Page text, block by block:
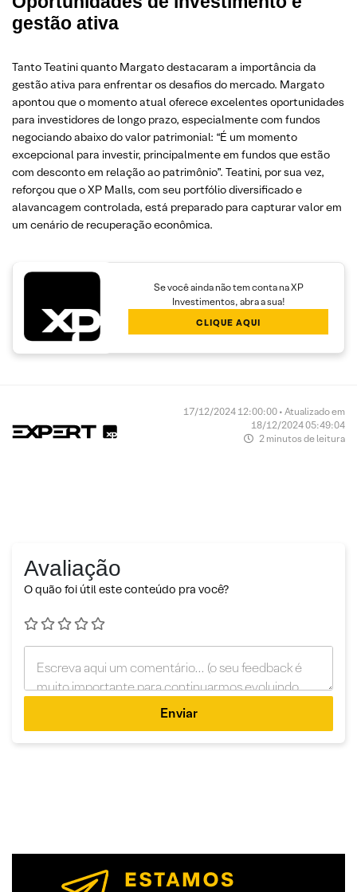
gestão ativa
Tanto Teatini quanto Margato destacaram a importância da
gestão ativa para enfrentar os desafios do mercado. Margato
apontou que o momento atual oferece excelentes oportunidades
para investidores de longo prazo, especialmente com fundos
negociando abaixo do valor patrimonial: “É um momento
excepcional para investir, principalmente em fundos que estão
com desconto em relação ao patrimônio”. Teatini, por sua vez,
reforçou que o XP Malls, com seu portfólio diversificado e
alavancagem controlada, está preparado para capturar valor em
um cenário de recuperação econômica.
Se você ainda não tem conta na XP
Investimentos, abra a sua!
CLIQUE AQUI
17/12/2024 12:00:00 • Atualizado em
18/12/2024 05:49:04
2 minutos de leitura
Avaliação
O quão foi útil este conteúdo pra você?
Enviar